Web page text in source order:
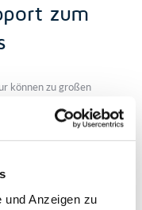
und Anzeigen zu
zum
können zu großen
Angriffe von außen
gestaltet sich meist